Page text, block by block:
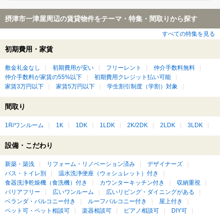
摂津市一津屋周辺の賃貸物件をテーマ・特集・間取りから探す
すべての特集を見る
初期費用・家賃
敷金礼金なし 初期費用が安い フリーレント
仲介手数料無料
仲介手数料が家賃の55%以下
初期費用クレジット払い可能
家賃3万円以下
家賃5万円以下 学生割引制度（学割）対象
間取り
1R/ワンルーム 1K 1DK 1LDK 2K/2DK 2LDK 3LDK
設備・こだわり
新築・築浅 リフォーム・リノベーション済み
デザイナーズ
バス・トイレ別
温水洗浄便座（ウォシュレット）付き
食器洗浄乾燥機（食洗機）付き
カウンターキッチン付き
収納重視
バリアフリー
広いワンルーム
広いリビング・ダイニングがある
ベランダ・バルコニー付き
ルーフバルコニー付き
屋上付き
ペット可・ペット相談可
楽器相談可 ピアノ相談可 DIY可